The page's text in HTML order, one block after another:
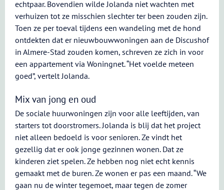
echtpaar. Bovendien wilde Jolanda niet wachten met
verhuizen tot ze misschien slechter ter been zouden zijn.
Toen ze per toeval tijdens een wandeling met de hond
ontdekten dat er nieuwbouwwoningen aan de Discushof
in Almere-Stad zouden komen, schreven ze zich in voor
een appartement via Woningnet. “Het voelde meteen
goed”, vertelt Jolanda.
Mix van jong en oud
De sociale huurwoningen zijn voor alle leeftijden, van
starters tot doorstromers. Jolanda is blij dat het project
niet alleen bedoeld is voor senioren. Ze vindt het
gezellig dat er ook jonge gezinnen wonen. Dat ze
kinderen ziet spelen. Ze hebben nog niet echt kennis
gemaakt met de buren. Ze wonen er pas een maand. “We
gaan nu de winter tegemoet, maar tegen de zomer